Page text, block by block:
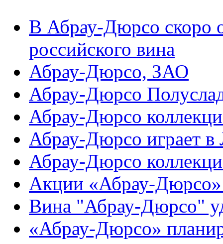
В Абрау-Дюрсо скоро
российского вина
Абрау-Дюрсо, ЗАО
Абрау-Дюрсо
Абрау-Дюрсо
Абрау-Дюрсо играет в
Абрау-Дюрсо
Акции «Абрау-Дюрсо»
Вина "Абрау-Дюрсо"
«Абрау-Дюрсо»